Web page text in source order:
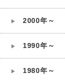
2000年～
1990年～
1980年～